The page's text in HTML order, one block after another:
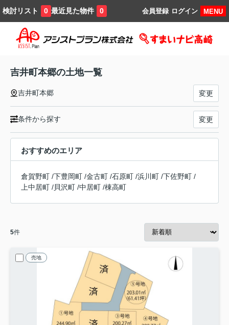
検討リスト 0 最近見た物件 0 MENU
ログイン
会員登録
吉井町本郷の土地一覧
吉井町本郷 変更
条件から探す 変更
おすすめのエリア
倉賀野町 /下豊岡町 /金古町 /石原町 /浜川町 /下佐野町 /
上中居町 /貝沢町 /中居町 /棟高町
5件
売地